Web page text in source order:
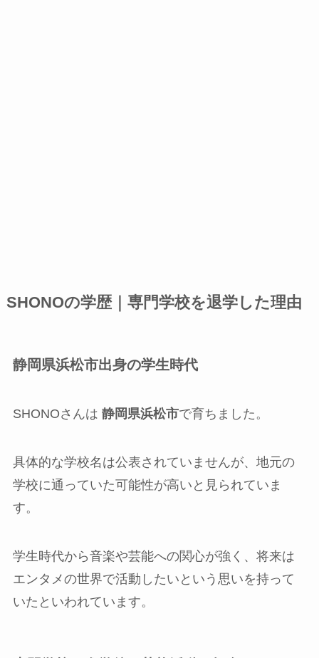
SHONOの学歴｜専門学校を退学した理由
静岡県浜松市出身の学生時代
SHONOさんは 静岡県浜松市で育ちました。
具体的な学校名は公表されていませんが、地元の
学校に通っていた可能性が高いと見られていま
す。
学生時代から音楽や芸能への関心が強く、将来は
エンタメの世界で活動したいという思いを持って
いたといわれています。